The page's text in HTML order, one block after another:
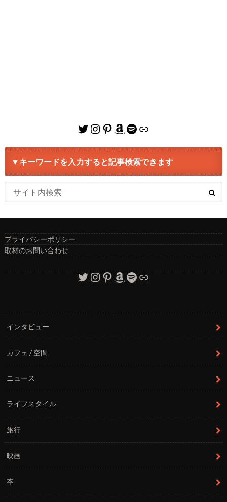
Twitter
Instagram
Pinterest
Amazon
Spotify
リンク
▼キーワードを入力すると記事検索できます
プライバシーポリシー
取材のお問い合わせ
Twitter
Instagram
Pinterest
Amazon
Spotify
リンク
インタビュー
カフェ / 空間
ニュース
ライフスタイル
旅行
映画
本